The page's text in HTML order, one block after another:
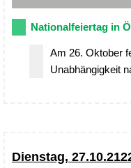
Nationalfeiertag in
Am 26. Oktober
Unabhängigkeit
Dienstag,